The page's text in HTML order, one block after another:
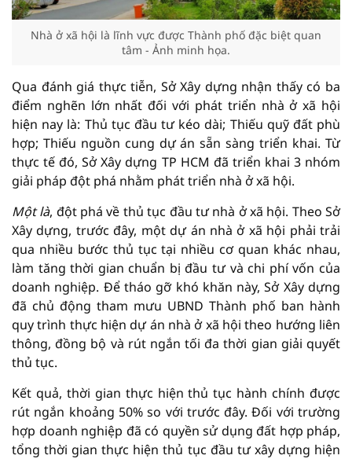
Nhà ở xã hội là lĩnh vực được Thành phố đặc biệt quan
tâm - Ảnh minh họa.
Qua đánh giá thực tiễn, Sở Xây dựng nhận thấy có ba
điểm nghẽn lớn nhất đối với phát triển nhà ở xã hội
hiện nay là: Thủ tục đầu tư kéo dài; Thiếu quỹ đất phù
hợp; Thiếu nguồn cung dự án sẵn sàng triển khai. Từ
thực tế đó, Sở Xây dựng TP HCM đã triển khai 3 nhóm
giải pháp đột phá nhằm phát triển nhà ở xã hội.
Một là, đột phá về thủ tục đầu tư nhà ở xã hội. Theo Sở
Xây dựng, trước đây, một dự án nhà ở xã hội phải trải
qua nhiều bước thủ tục tại nhiều cơ quan khác nhau,
làm tăng thời gian chuẩn bị đầu tư và chi phí vốn của
doanh nghiệp. Để tháo gỡ khó khăn này, Sở Xây dựng
đã chủ động tham mưu UBND Thành phố ban hành
quy trình thực hiện dự án nhà ở xã hội theo hướng liên
thông, đồng bộ và rút ngắn tối đa thời gian giải quyết
thủ tục.
Kết quả, thời gian thực hiện thủ tục hành chính được
rút ngắn khoảng 50% so với trước đây. Đối với trường
hợp doanh nghiệp đã có quyền sử dụng đất hợp pháp,
tổng thời gian thực hiện thủ tục đầu tư xây dựng hiện